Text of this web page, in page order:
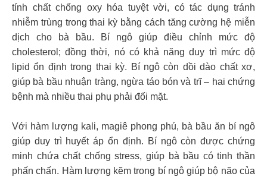
tính chất chống oxy hóa tuyệt vời, có tác dụng tránh
nhiễm trùng trong thai kỳ bằng cách tăng cường hệ miễn
dịch cho bà bầu. Bí ngô giúp điều chỉnh mức độ
cholesterol; đồng thời, nó có khả năng duy trì mức độ
lipid ổn định trong thai kỳ. Bí ngô còn dồi dào chất xơ,
giúp bà bầu nhuận tràng, ngừa táo bón và trĩ – hai chứng
bệnh mà nhiều thai phụ phải đối mặt.
Với hàm lượng kali, magiê phong phú, bà bầu ăn bí ngô
giúp duy trì huyết áp ổn định. Bí ngô còn được chứng
minh chứa chất chống stress, giúp bà bầu có tinh thần
phấn chấn. Hàm lượng kẽm trong bí ngô giúp bộ não của